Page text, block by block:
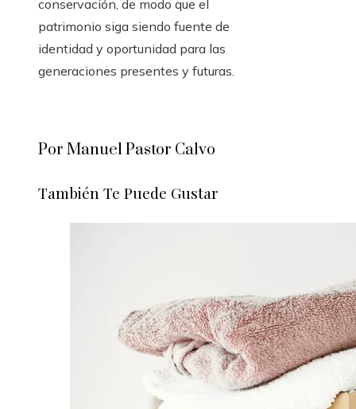
conservación, de modo que el
patrimonio siga siendo fuente de
identidad y oportunidad para las
generaciones presentes y futuras.
Por Manuel Pastor Calvo
También Te Puede Gustar